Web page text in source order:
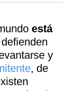
está
y
, de